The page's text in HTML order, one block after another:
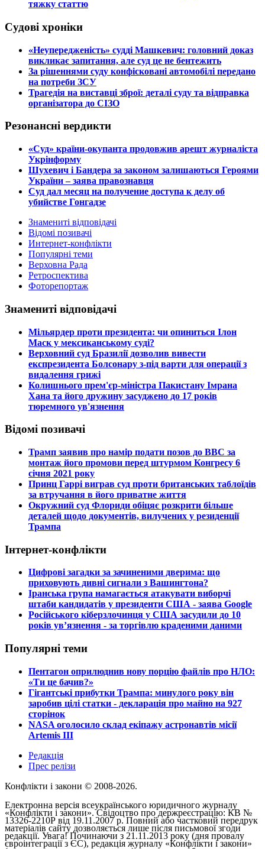
тяжку статтю
Судові хроніки
​«Неупередженість» судді Машкевич: головний доказ
викликає запитання, але суд це не бентежить
​За рішеннями суду конфісковані автомобілі передано
на потреби ЗСУ
​Трагедія на виставці зброї: деталі суду та відправка
організатора до СІЗО
Резонансні вердикти
​«Суд» країни-окупанта продовжив арешт журналіста
Укрінформу
Шухевич і Бандера за законом залишаються Героями
України – заява правознавця
Суд дал месяц на получение доступа к делу об
убийстве Гонгадзе
Знамениті відповідачі
Відомі позивачі
Интернет-конфлікти
Популярні теми
Верховна Рада
Ретроспектива
Фоторепортаж
Знамениті відповідачі
​Мільярдер проти президента: чи опиниться Ілон
Маск у мексиканському суді?
​Верховний суд Бразилії дозволив вивести
експрезидента Болсонару з-під варти для операції з
видалення грижі
​Колишнього прем'єр-міністра Пакистану Імрана
Хана та його дружину засуджено до 17 років
тюремного ув'язнення
Відомі позивачі
​Трамп заявив про намір подати позов до ВВС за
монтаж його промови перед штурмом Конгресу 6
січня 2021 року
​Принц Гаррі виграв суд проти британських таблоїдів
за втручання в його приватне життя
​Окружний суд Флориди обіцяє розкрити більше
деталей щодо документів, вилучених у резиденції
Трампа
Інтернет-конфлікти
​Цифрові загадки за зачиненими дверима: що
приховують дивні сигнали з Вашингтона?
​Іранська група намагається атакувати виборчі
штаби кандидатів у президенти США - заява Google
​Російського кіберзлочинця у США засудили до 10
років ув’язнення - за торгівлю краденими даними
Популярні теми
​Пентагон оприлюднив нову порцію файлів про НЛО:
«Ти це бачив?»
​Гігантські прибутки Трампа: минулого року він
заробив цілі статки - декларація про майно на 927
сторінок
​NASA оголосило склад екіпажу астронавтів місії
Artemis III
Редакція
Прес релізи
Конфлікти і закони © 2008-2026.
Електронна версія всеукраїнського юридичного журналу
«Конфлікти і закони». Свідоцтво про держреєстрацію: КВ №
13326-2210Р від 19.11.2007 р. Повний або частковий передрук
матеріалів сайту дозволяється лише після письмової згоди
редакції. Увага! Починаючи з 21.11.2013 року (дня провалу
євроінтеграції з ЄС), редакція журналу «Конфлікти і закони»